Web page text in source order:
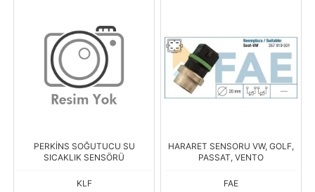
PERKİNS SOĞUTUCU SU
SICAKLIK SENSÖRÜ
KLF
HARARET SENSORU VW, GOLF,
PASSAT, VENTO
FAE